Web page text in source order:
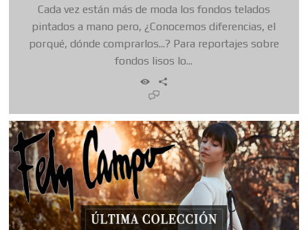
Cada vez están más de moda los fondos telados
pintados a mano pero, ¿Conocemos diferencias, el
porqué, dónde comprarlos...? Para reportajes sobre
fondos lisos lo...